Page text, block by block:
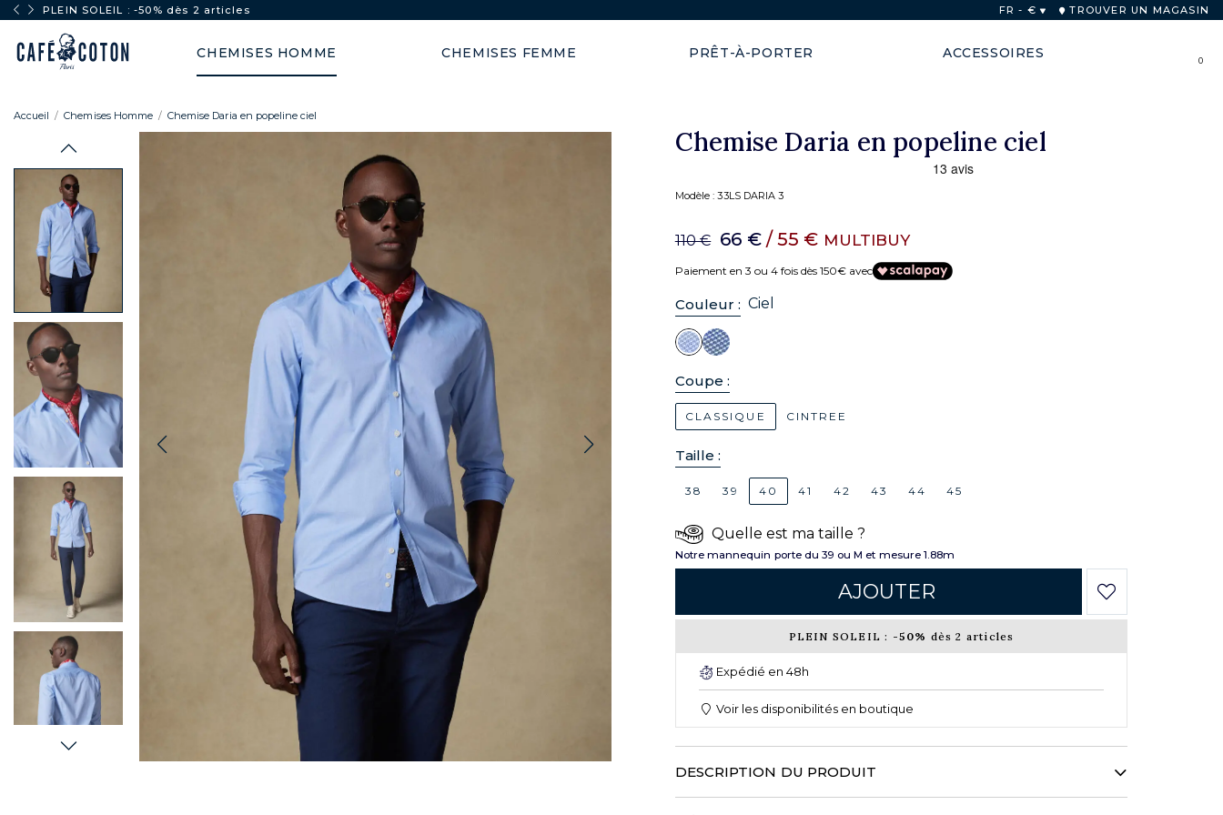
PLEIN SOLEIL : -50% dès 2 articles FR - € TROUVER UN MAGASIN
CHEMISES HOMME CHEMISES FEMME PRÊT-À-PORTER ACCESSOIRES 0
Accueil Chemises Homme Chemise Daria en popeline ciel
Chemise Daria en popeline ciel
Modèle :33LS DARIA 3
110 € 66 €/ 55 € MULTIBUY
Paiement en 3 ou 4 fois dès 150€ avec
Couleur : Ciel
Coupe :
CLASSIQUE CINTREE
Taille :
38 39 40 41 42 43 44 45
Quelle est ma taille ?
Notre mannequin porte du 39 ou M et mesure 1.88m
AJOUTER
PLEIN SOLEIL : -50% dès 2 articles
Expédié en 48h
Voir les disponibilités en boutique
DESCRIPTION DU PRODUIT